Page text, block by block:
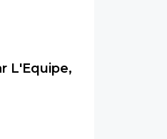
L'Equipe,